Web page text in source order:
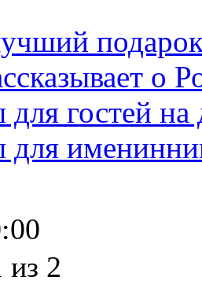
о
гостей
для
из 2